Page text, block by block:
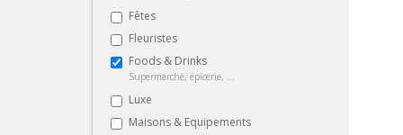
Fêtes
Fleuristes
Foods & Drinks
Supermarché, épicerie, ...
Luxe
Maisons & Equipements